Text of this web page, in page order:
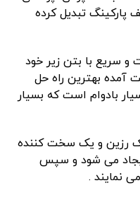
تبدیل کرده
سریع با بتن زیر خود
آمده بهترین راه حل
بادوام است که بسیار
رزین و یک سخت کننده
می شود و سپس
نمایند .